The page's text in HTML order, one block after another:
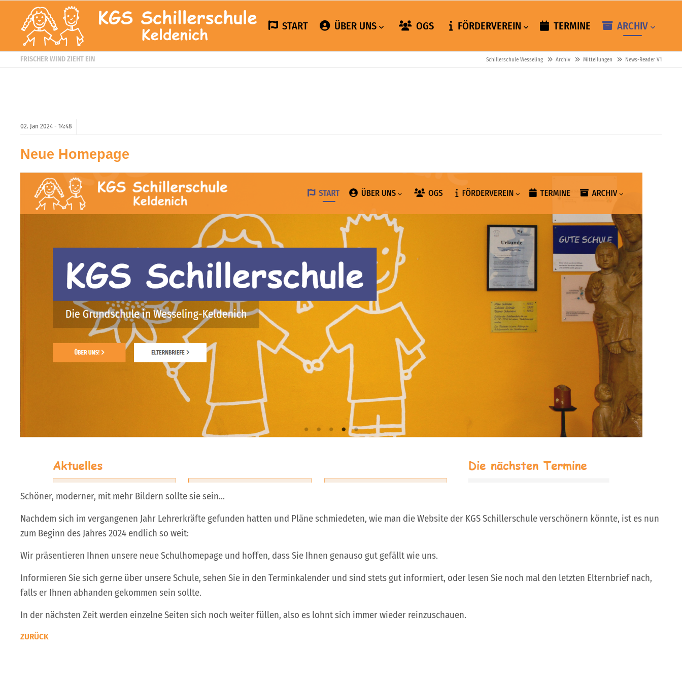
START ÜBER UNS OGS FÖRDERVEREIN TERMINE ARCHIV
FRISCHER WIND ZIEHT EIN Schillerschule Wesseling Archiv Mitteilungen News-Reader V1
02. Jan 2024 - 14:48
Neue Homepage
Schöner, moderner, mit mehr Bildern sollte sie sein...
Nachdem sich im vergangenen Jahr Lehrerkräfte gefunden hatten und Pläne schmiedeten, wie man die Website der KGS Schillerschule verschönern könnte, ist es nun
zum Beginn des Jahres 2024 endlich so weit:
Wir präsentieren Ihnen unsere neue Schulhomepage und hoffen, dass Sie Ihnen genauso gut gefällt wie uns.
Informieren Sie sich gerne über unsere Schule, sehen Sie in den Terminkalender und sind stets gut informiert, oder lesen Sie noch mal den letzten Elternbrief nach,
falls er Ihnen abhanden gekommen sein sollte.
In der nächsten Zeit werden einzelne Seiten sich noch weiter füllen, also es lohnt sich immer wieder reinzuschauen.
ZURÜCK